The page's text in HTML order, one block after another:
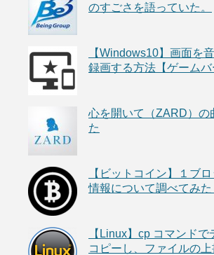
のすごさを語っていた。
【Windows10】画面を
録画する方法【ゲームバ
心を開いて（ZARD）の
た
【ビットコイン】１ブ
情報について調べてみた
【Linux】cp コマンド
コピーし、ファイルの